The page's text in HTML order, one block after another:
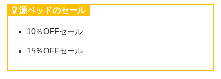
源ベッドのセール
10％OFFセール
15％OFFセール